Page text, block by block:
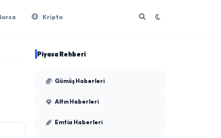
Kripto
Piyasa Rehberi
Gümüş Haberleri
Altın Haberleri
Emtia Haberleri